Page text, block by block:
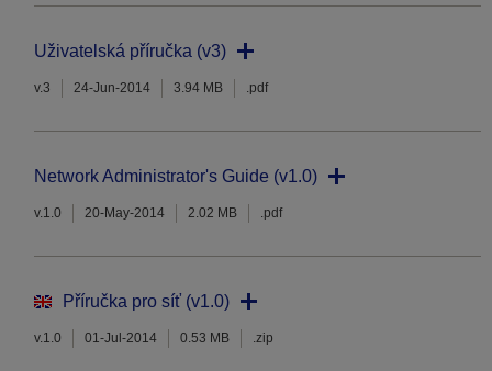
Uživatelská příručka (v3)
v.3 24-Jun-2014 3.94 MB .pdf
Network Administrator's Guide (v1.0)
v.1.0 20-May-2014 2.02 MB .pdf
Příručka pro síť (v1.0)
v.1.0 01-Jul-2014 0.53 MB .zip